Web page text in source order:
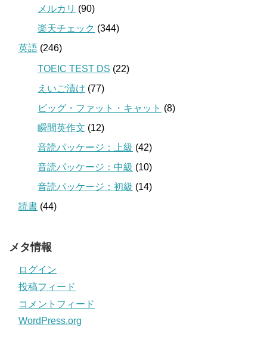
メルカリ (90)
楽天チェック (344)
英語 (246)
TOEIC TEST DS (22)
えいご漬け (77)
ビッグ・ファット・キャット (8)
瞬間英作文 (12)
音読パッケージ：上級 (42)
音読パッケージ：中級 (10)
音読パッケージ：初級 (14)
読書 (44)
メタ情報
ログイン
投稿フィード
コメントフィード
WordPress.org